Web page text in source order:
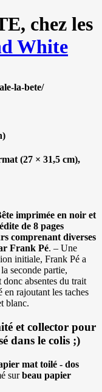
chez les
White
la-bete/
(27 × 31,5 cm),
imprimée en noir et
de 8 pages
comprenant diverses
Frank Pé. – Une
initiale, Frank Pé a
seconde partie,
absentes du trait
en rajoutant les taches
blanc.
et collector pour
dans le colis ;)
mat toilé - dos
surbeau papier